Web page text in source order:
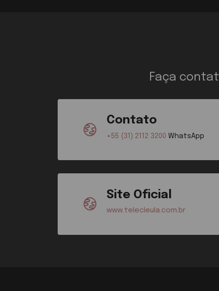
Faça
Contato
+55 (31) 2112 3200 WhatsApp
Site Oficial
www.telecleula.com.br